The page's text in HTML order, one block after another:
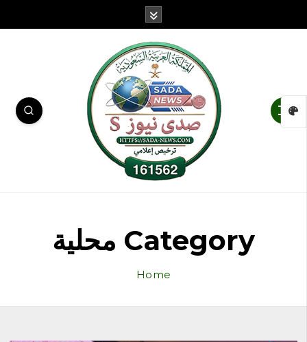
Category محلية
Home